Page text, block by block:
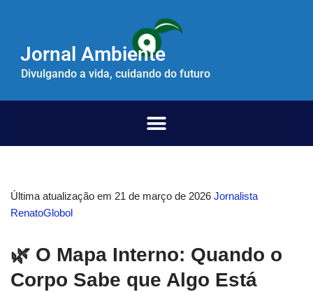
paraJornal Ambiente
Divulgando a vida, cuidando do futuro
Última atualização em 21 de março de 2026 Jornalista
RenatoGlobol
🌿 O Mapa Interno: Quando o
Corpo Sabe que Algo Está